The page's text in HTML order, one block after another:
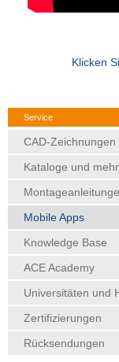
Klicken
Service
CAD-Zeichnungen
Kataloge und mehr
Mobile Apps
Knowledge Base
ACE Academy
Universitäten und
Zertifizierungen
Rücksendungen